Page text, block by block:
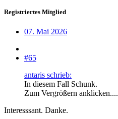
Registriertes Mitglied
07. Mai 2026
#65
antaris schrieb:
In diesem Fall Schunk.
Zum Vergrößern anklicken....
Interesssant. Danke.